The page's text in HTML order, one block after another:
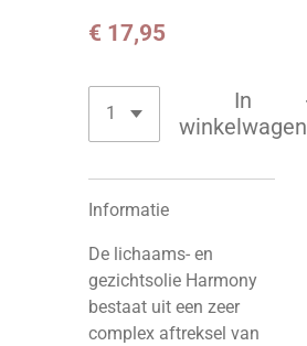
€ 17,95
In
winkelwagen
Informatie
De lichaams- en
gezichtsolie Harmony
bestaat uit een zeer
complex aftreksel van